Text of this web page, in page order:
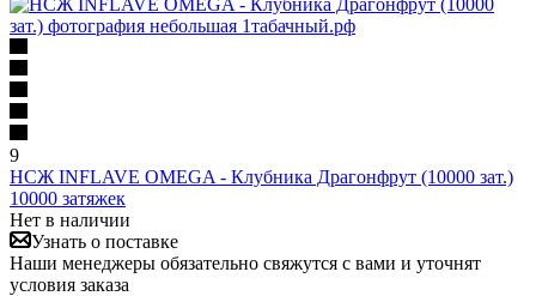
9
НСЖ INFLAVE OMEGA - Клубника Драгонфрут (10000 зат.)
10000 затяжек
Нет в наличии
Узнать о поставке
Наши менеджеры обязательно свяжутся с вами и уточнят
условия заказа